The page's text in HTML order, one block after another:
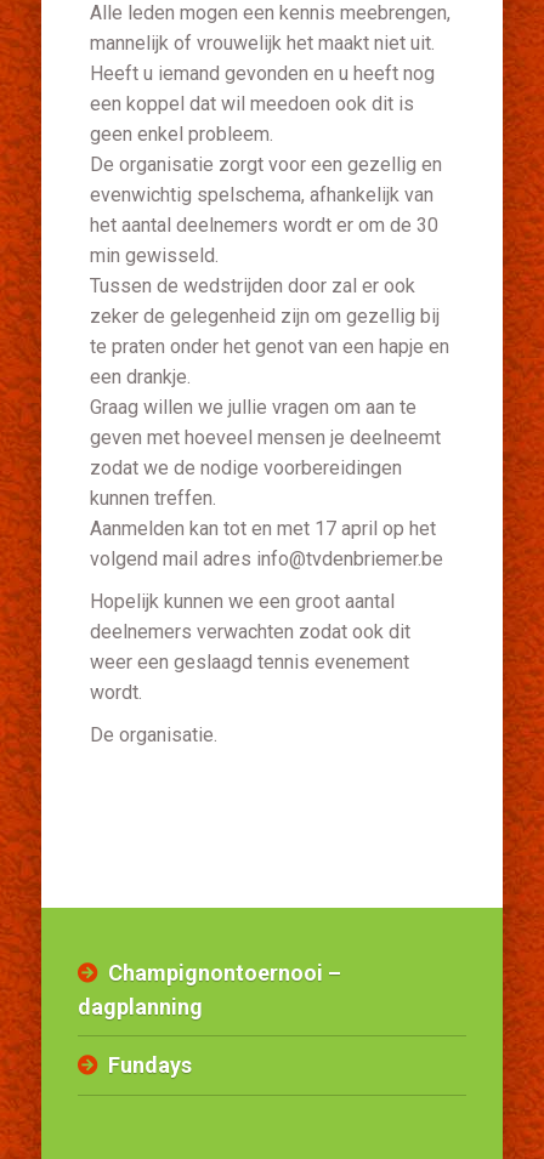
Alle leden mogen een kennis meebrengen,
mannelijk of vrouwelijk het maakt niet uit.
Heeft u iemand gevonden en u heeft nog
een koppel dat wil meedoen ook dit is
geen enkel probleem.
De organisatie zorgt voor een gezellig en
evenwichtig spelschema, afhankelijk van
het aantal deelnemers wordt er om de 30
min gewisseld.
Tussen de wedstrijden door zal er ook
zeker de gelegenheid zijn om gezellig bij
te praten onder het genot van een hapje en
een drankje.
Graag willen we jullie vragen om aan te
geven met hoeveel mensen je deelneemt
zodat we de nodige voorbereidingen
kunnen treffen.
Aanmelden kan tot en met 17 april op het
volgend mail adres info@tvdenbriemer.be
Hopelijk kunnen we een groot aantal
deelnemers verwachten zodat ook dit
weer een geslaagd tennis evenement
wordt.
De organisatie.
Champignontoernooi –
dagplanning
Fundays